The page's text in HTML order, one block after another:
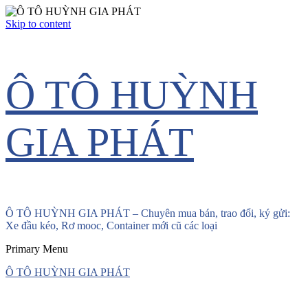
Skip to content
Ô TÔ HUỲNH
GIA PHÁT
Ô TÔ HUỲNH GIA PHÁT – Chuyên mua bán, trao đổi, ký gửi:
Xe đầu kéo, Rơ mooc, Container mới cũ các loại
Primary Menu
Ô TÔ HUỲNH GIA PHÁT